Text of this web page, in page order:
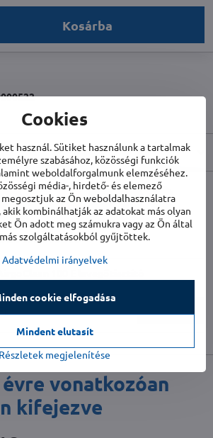
Kosárba
BlueskyPinterestRedditLinkedInWhatsApp
E-
mail
vonatkozóan
kifejezve
Cookies
használ. Sütiket használunk a tartalmak
szabásához, közösségi funkciók
weboldalforgalmunk elemzéséhez.
média-, hirdető- és elemező
az Ön weboldalhasználatra
kombinálhatják az adatokat más olyan
Ön adott meg számukra vagy az Ön által
szolgáltatásokból gyűjtöttek.
Adatvédelmi irányelvek
Részletek megjelenítése
cookie elfogadása
Mindent elutasít